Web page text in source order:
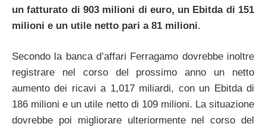
un fatturato di 903 milioni di euro, un Ebitda di 151
milioni e un utile netto pari a 81 milioni.
Secondo la banca d’affari Ferragamo dovrebbe inoltre
registrare nel corso del prossimo anno un netto
aumento dei ricavi a 1,017 miliardi, con un Ebitda di
186 milioni e un utile netto di 109 milioni. La situazione
dovrebbe poi migliorare ulteriormente nel corso del